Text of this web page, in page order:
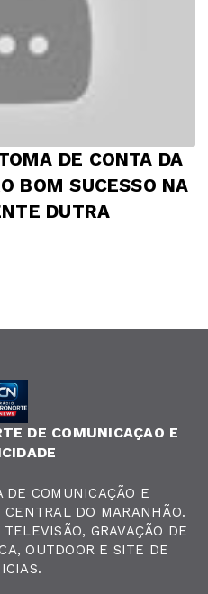
DE CONTA DA
BOM SUCESSO NA
DUTRA
DE COMUNICAÇAO E
DE COMUNICAÇÃO E
DO MARANHÃO.
GRAVAÇÃO DE
OUTDOOR E SITE DE